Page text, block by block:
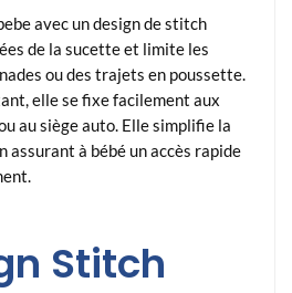
avec un design de stitch
de la sucette et limite les
ou des trajets en poussette.
elle se fixe facilement aux
au siège auto. Elle simplifie la
assurant à bébé un accès rapide
Stitch